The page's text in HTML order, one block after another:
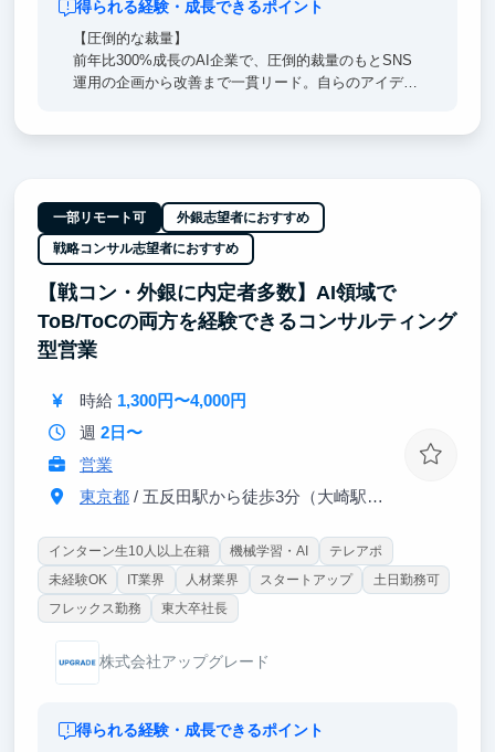
得られる経験・成長できるポイント
【圧倒的な裁量】
前年比300%成長のAI企業で、圧倒的裁量のもとSNS
運用の企画から改善まで一貫リード。自らのアイデア
の意思決定プロセスを肌で感じつつ直接吸収できま
す。日々のFBを通じ、どこでも通用する「解像度の
高い思考力」を身に沁み込ませます。
【東大早慶8割】
高倍率を突破したトップ層が集結。オフィスに来るだ
けで視座が高まる刺激を受けることができます。過去
トップ企業へ内定しています。
一部リモート可 外銀志望者におすすめ
戦略コンサル志望者におすすめ
【戦コン・外銀に内定者多数】AI領域で
ToB/ToCの両方を経験できるコンサルティング
型営業
時給 1,300円〜4,000円
週 2日〜
営業
東京都/ 五反田駅から徒歩3分（大崎駅から徒歩8分）
インターン生10人以上在籍 機械学習・AI
テレアポ
未経験OK
IT業界 人材業界 スタートアップ
土日勤務可
フレックス勤務
東大卒社長
株式会社アップグレード
得られる経験・成長できるポイント